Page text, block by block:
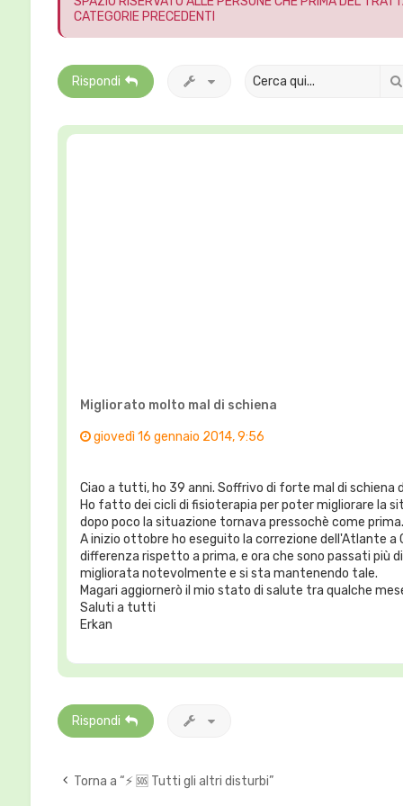
CATEGORIE PRECEDENTI
Rispondi
Migliorato molto mal di schiena
giovedì 16 gennaio 2014, 9:56
Ciao a tutti, ho 39 anni. Soffrivo di forte mal di schiena
Ho fatto dei cicli di fisioterapia per poter migliorare la
dopo poco la situazione tornava pressochè come prima.
A inizio ottobre ho eseguito la correzione dell'Atlante a
differenza rispetto a prima, e ora che sono passati più
migliorata notevolmente e si sta mantenendo tale.
Magari aggiornerò il mio stato di salute tra qualche
Saluti a tutti
Erkan
Rispondi
Torna a “⚡️ 🆘 Tutti gli altri disturbi”